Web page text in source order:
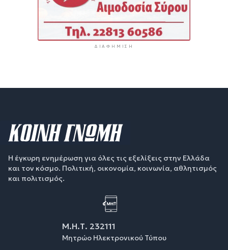
ΔΙΑΦΉΜΙΣΗ
Η έγκυρη ενημέρωση για όλες τις εξελίξεις στην Ελλάδα
και τον κόσμο. Πολιτική, οικονομία, κοινωνία, αθλητισμός
και πολιτισμός.
Μ.Η.Τ. 232111
Μητρώο Ηλεκτρονικού Τύπου